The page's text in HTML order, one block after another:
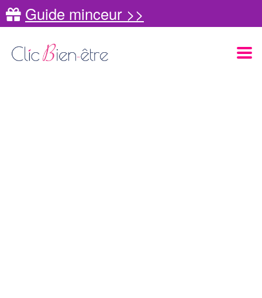
Guide minceur >>